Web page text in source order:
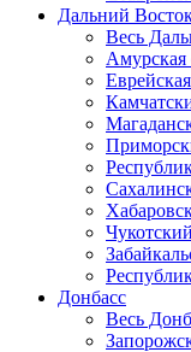
Дальний
Весь
Амурская
Донбасс
Весь